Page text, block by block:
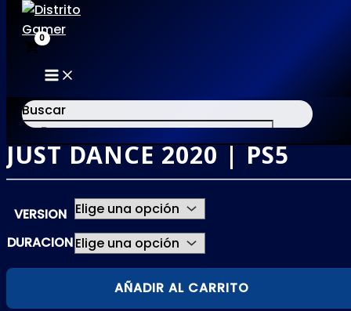
al
contenido
MAIN
MENU
Buscar
×
JUST DANCE 2020 | PS5
VERSION
DURACION
JUST
AÑADIR AL CARRITO